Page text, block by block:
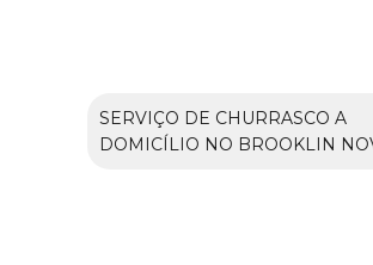
SERVIÇO DE CHURRASCO A
DOMICÍLIO NO BROOKLIN